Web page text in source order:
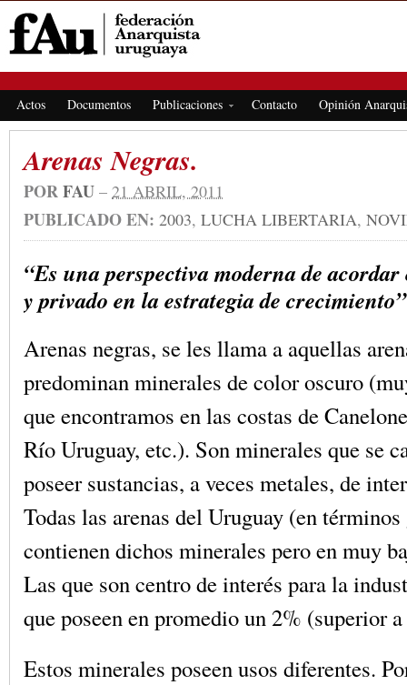
Actos Documentos Publicaciones Contacto Opinión
Arenas Negras.
PORFAU – 21 ABRIL, 2011
PUBLICADO EN: 2003, LUCHA LIBERTARIA,
“Es una perspectiva moderna de
y privado en la estrategia de crecimiento”
Arenas negras, se les llama a aquellas
predominan minerales de color oscuro
que encontramos en las costas de
Río Uruguay, etc.). Son minerales que se
poseer sustancias, a veces metales, de
Todas las arenas del Uruguay (en términos
contienen dichos minerales pero en muy
Las que son centro de interés para la
que poseen en promedio un 2% (superior
Estos minerales poseen usos diferentes.